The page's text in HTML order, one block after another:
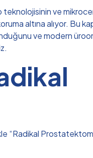
ve
altına alıyor. Bu
ve modern